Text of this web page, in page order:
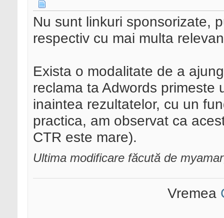
Nu sunt linkuri sponsorizate,
respectiv cu mai multa
Exista o modalitate de a
reclama ta Adwords primeste
inaintea rezultatelor, cu un
practica, am observat ca
CTR este mare).
Ultima modificare făcută de
Vremea